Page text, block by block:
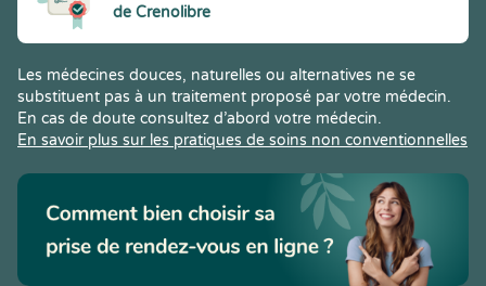
de Crenolibre
Les médecines douces, naturelles ou alternatives ne se
substituent pas à un traitement proposé par votre médecin.
En cas de doute consultez d’abord votre médecin.
En savoir plus sur les pratiques de soins non conventionnelles